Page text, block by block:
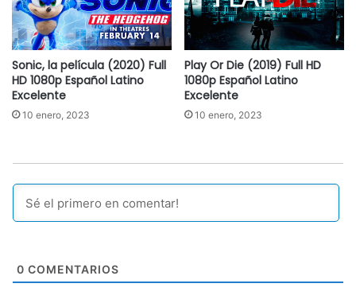
Sonic, la película (2020) Full
HD 1080p Español Latino
Excelente
10 enero, 2023
Play Or Die (2019) Full HD
1080p Español Latino
Excelente
10 enero, 2023
0 COMENTARIOS